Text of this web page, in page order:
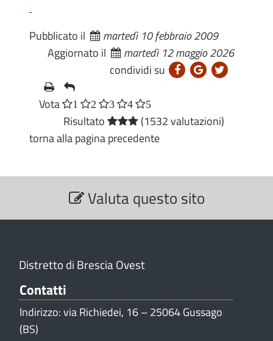
Pubblicato il
martedì 10 febbraio 2009
Aggiornato il
martedì 12 maggio 2026
condividi su
Vota 1 2 3 4 5
Risultato
(1532 valutazioni)
torna alla pagina precedente
Valuta questo sito
Distretto di Brescia Ovest
Contatti
Indirizzo: via Richiedei, 16 – 25064 Gussago
(BS)